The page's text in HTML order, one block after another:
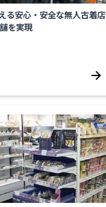
心・安全な無人古着店 地域に開かれ
を実現